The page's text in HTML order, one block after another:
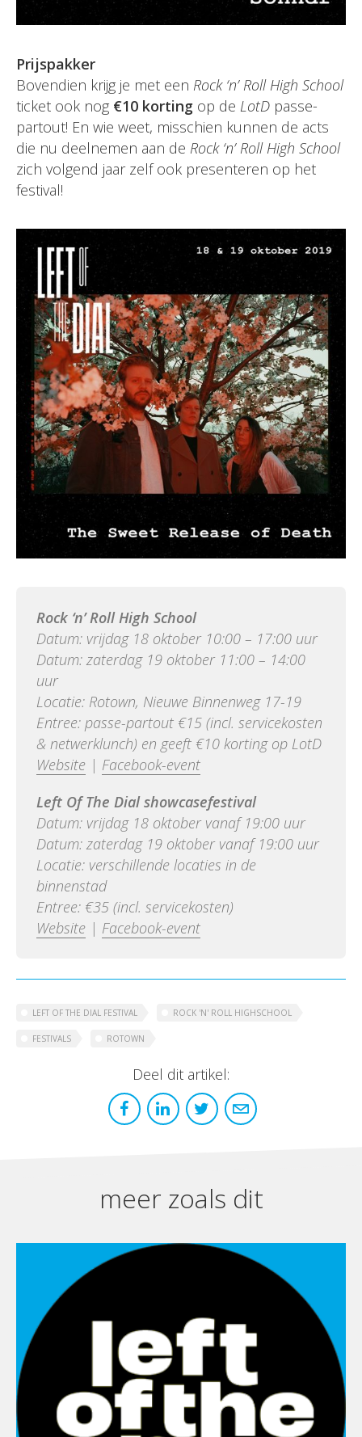
Prijspakker
Bovendien krijg je met een Rock ‘n’ Roll High School
ticket ook nog €10 korting op de LotD passe-
partout! En wie weet, misschien kunnen de acts
die nu deelnemen aan de Rock ‘n’ Roll High School
zich volgend jaar zelf ook presenteren op het
festival!
Rock ‘n’ Roll High School
Datum: vrijdag 18 oktober 10:00 – 17:00 uur
Datum: zaterdag 19 oktober 11:00 – 14:00
uur
Locatie: Rotown, Nieuwe Binnenweg 17-19
Entree: passe-partout €15 (incl. servicekosten
& netwerklunch) en geeft €10 korting op LotD
Website | Facebook-event
Left Of The Dial showcasefestival
Datum: vrijdag 18 oktober vanaf 19:00 uur
Datum: zaterdag 19 oktober vanaf 19:00 uur
Locatie: verschillende locaties in de
binnenstad
Entree: €35 (incl. servicekosten)
Website | Facebook-event
LEFT OF THE DIAL FESTIVAL ROCK 'N' ROLL HIGHSCHOOL
FESTIVALS ROTOWN
Deel dit artikel:
meer zoals dit